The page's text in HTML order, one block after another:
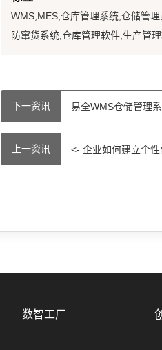
WMS,MES,仓库管理系统,仓储管
防窜货系统,仓库管理软件,生产管
下一资讯 易全WMS仓储管理
上一资讯 <- 企业如何建立个
数智工厂